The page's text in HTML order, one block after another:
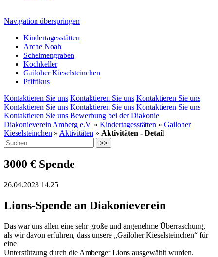
Navigation überspringen
Kindertagesstätten
Arche Noah
Schelmengraben
Kochkeller
Gailoher Kieselsteinchen
Pfiffikus
Kontaktieren Sie uns Kontaktieren Sie uns Kontaktieren Sie uns
Kontaktieren Sie uns Kontaktieren Sie uns Kontaktieren Sie uns
Kontaktieren Sie uns Bewerbung bei der Diakonie
Diakonieverein Amberg e.V. » Kindertagesstätten » Gailoher
Kieselsteinchen » Aktivitäten » Aktivitäten - Detail
>>
3000 € Spende
26.04.2023 14:25
Lions-Spende an Diakonieverein
Das war uns allen eine sehr große und angenehme Überraschung,
als wir davon erfuhren, dass unsere „Gailoher Kieselsteinchen“ für
eine
Unterstützung durch die Amberger Lions ausgewählt wurden.